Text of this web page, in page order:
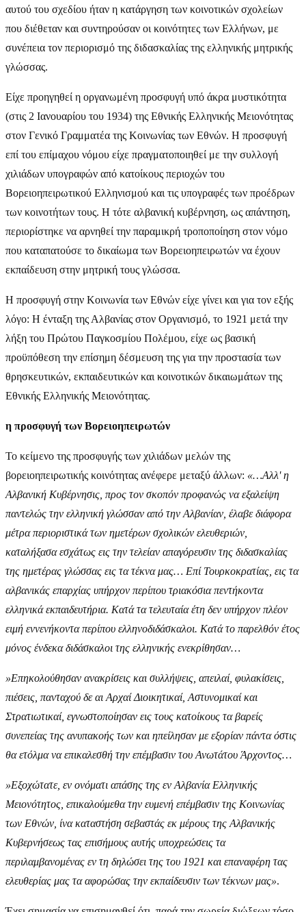
αυτού του σχεδίου ήταν η κατάργηση των κοινοτικών σχολείων
που διέθεταν και συντηρούσαν οι κοινότητες των Ελλήνων, με
συνέπεια τον περιορισμό της διδασκαλίας της ελληνικής μητρικής
γλώσσας.
Είχε προηγηθεί η οργανωμένη προσφυγή υπό άκρα μυστικότητα
(στις 2 Ιανουαρίου του 1934) της Εθνικής Ελληνικής Μειονότητας
στον Γενικό Γραμματέα της Κοινωνίας των Εθνών. Η προσφυγή
επί του επίμαχου νόμου είχε πραγματοποιηθεί με την συλλογή
χιλιάδων υπογραφών από κατοίκους περιοχών του
Βορειοηπειρωτικού Ελληνισμού και τις υπογραφές των προέδρων
των κοινοτήτων τους. Η τότε αλβανική κυβέρνηση, ως απάντηση,
περιορίστηκε να αρνηθεί την παραμικρή τροποποίηση στον νόμο
που καταπατούσε το δικαίωμα των Βορειοηπειρωτών να έχουν
εκπαίδευση στην μητρική τους γλώσσα.
Η προσφυγή στην Κοινωνία των Εθνών είχε γίνει και για τον εξής
λόγο: Η ένταξη της Αλβανίας στον Οργανισμό, το 1921 μετά την
λήξη του Πρώτου Παγκοσμίου Πολέμου, είχε ως βασική
προϋπόθεση την επίσημη δέσμευση της για την προστασία των
θρησκευτικών, εκπαιδευτικών και κοινοτικών δικαιωμάτων της
Εθνικής Ελληνικής Μειονότητας.
η προσφυγή των Βορειοηπειρωτών
Το κείμενο της προσφυγής των χιλιάδων μελών της
βορειοηπειρωτικής κοινότητας ανέφερε μεταξύ άλλων: «…Αλλ' η
Αλβανική Κυβέρνησις, προς τον σκοπόν προφανώς να εξαλείψη
παντελώς την ελληνική γλώσσαν από την Αλβανίαν, έλαβε διάφορα
μέτρα περιοριστικά των ημετέρων σχολικών ελευθεριών,
καταλήξασα εσχάτως εις την τελείαν απαγόρευσιν της διδασκαλίας
της ημετέρας γλώσσας εις τα τέκνα μας… Επί Τουρκοκρατίας, εις τα
αλβανικάς επαρχίας υπήρχον περίπου τριακόσια πεντήκοντα
ελληνικά εκπαιδευτήρια. Κατά τα τελευταία έτη δεν υπήρχον πλέον
ειμή εννενήκοντα περίπου ελληνοδιδάσκαλοι. Κατά το παρελθόν έτος
μόνος ένδεκα διδάσκαλοι της ελληνικής ενεκρίθησαν…
»Επηκολούθησαν ανακρίσεις και συλλήψεις, απειλαί, φυλακίσεις,
πιέσεις, πανταχού δε αι Αρχαί Διοικητικαί, Αστυνομικαί και
Στρατιωτικαί, εγνωστοποίησαν εις τους κατοίκους τα βαρείς
συνεπείας της ανυπακοής των και ηπείλησαν με εξορίαν πάντα όστις
θα ετόλμα να επικαλεσθή την επέμβασιν του Ανωτάτου Άρχοντος…
»Εξοχώτατε, εν ονόματι απάσης της εν Αλβανία Ελληνικής
Μειονότητος, επικαλούμεθα την ευμενή επέμβασιν της Κοινωνίας
των Εθνών, ίνα καταστήση σεβαστάς εκ μέρους της Αλβανικής
Κυβερνήσεως τας επισήμους αυτής υποχρεώσεις τα
περιλαμβανομένας εν τη δηλώσει της του 1921 και επαναφέρη τας
ελευθερίας μας τα αφορώσας την εκπαίδευσιν των τέκνων μας».